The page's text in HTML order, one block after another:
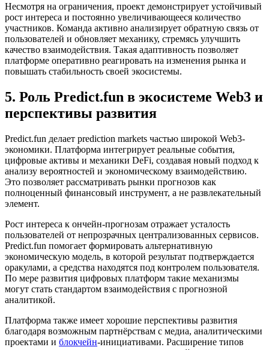
Несмотря на ограничения, проект демонстрирует устойчивый
рост интереса и постоянно увеличивающееся количество
участников. Команда активно анализирует обратную связь от
пользователей и обновляет механику, стремясь улучшить
качество взаимодействия. Такая адаптивность позволяет
платформе оперативно реагировать на изменения рынка и
повышать стабильность своей экосистемы.
5. Роль Predict.fun в экосистеме Web3 и
перспективы развития
Predict.fun делает prediction markets частью широкой Web3-
экономики. Платформа интегрирует реальные события,
цифровые активы и механики DeFi, создавая новый подход к
анализу вероятностей и экономическому взаимодействию.
Это позволяет рассматривать рынки прогнозов как
полноценный финансовый инструмент, а не развлекательный
элемент.
Рост интереса к ончейн-прогнозам отражает усталость
пользователей от непрозрачных централизованных сервисов.
Predict.fun помогает формировать альтернативную
экономическую модель, в которой результат подтверждается
оракулами, а средства находятся под контролем пользователя.
По мере развития цифровых платформ такие механизмы
могут стать стандартом взаимодействия с прогнозной
аналитикой.
Платформа также имеет хорошие перспективы развития
благодаря возможным партнёрствам с медиа, аналитическими
проектами и блокчейн-инициативами. Расширение типов